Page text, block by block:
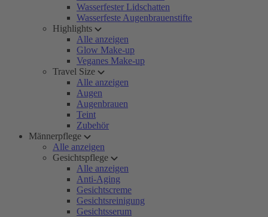
Wasserfester Lidschatten
Wasserfeste Augenbrauenstifte
Highlights
Alle anzeigen
Glow Make-up
Veganes Make-up
Travel Size
Alle anzeigen
Augen
Augenbrauen
Teint
Zubehör
Männerpflege
Alle anzeigen
Gesichtspflege
Alle anzeigen
Anti-Aging
Gesichtscreme
Gesichtsreinigung
Gesichtsserum